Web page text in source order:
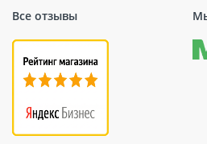
Все отзывы